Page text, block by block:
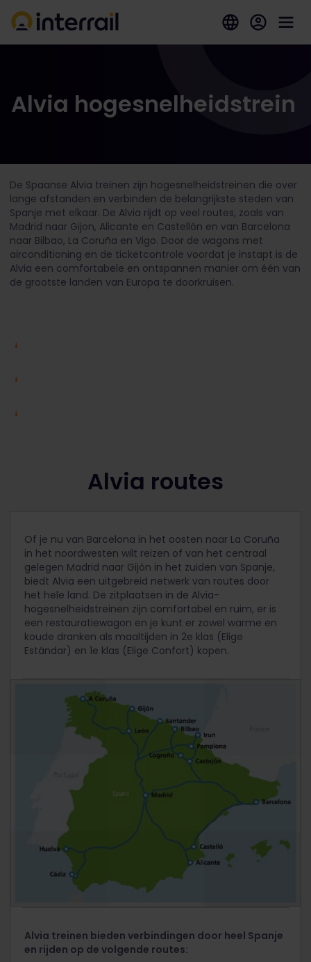
Alvia hogesnelheidstrein
De Spaanse Alvia treinen zijn hogesnelheidstreinen die over
lange afstanden en verbinden de belangrijkste steden van
Spanje met elkaar. De Alvia rijdt op veel routes, zoals van
Madrid naar Gijon, Alicante en Castellón en van Barcelona
naar Bilbao, La Coruña en Vigo. Door de wagons met
airconditioning en de ticketcontrole voordat je instapt is de
Alvia een comfortabele en ontspannen manier om één van
de grootste landen van Europa te doorkruisen.
Alvia routes
Of je nu van Barcelona in het oosten naar La Coruña
in het noordwesten wilt reizen of van het centraal
gelegen Madrid naar Gijón in het zuiden van Spanje,
biedt Alvia een uitgebreid netwerk van routes door
het hele land. De zitplaatsen in de Alvia-
hogesnelheidstreinen zijn comfortabel en ruim, er is
een restauratiewagon en je kunt er zowel warme en
koude dranken als maaltijden in 2e klas (Elige
Estándar) en 1e klas (Elige Confort) kopen.
Alvia treinen bieden verbindingen door heel Spanje
en rijden op de volgende routes: